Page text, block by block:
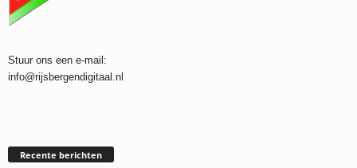
Stuur ons een e-mail:
info@rijsbergendigitaal.nl
Recente berichten